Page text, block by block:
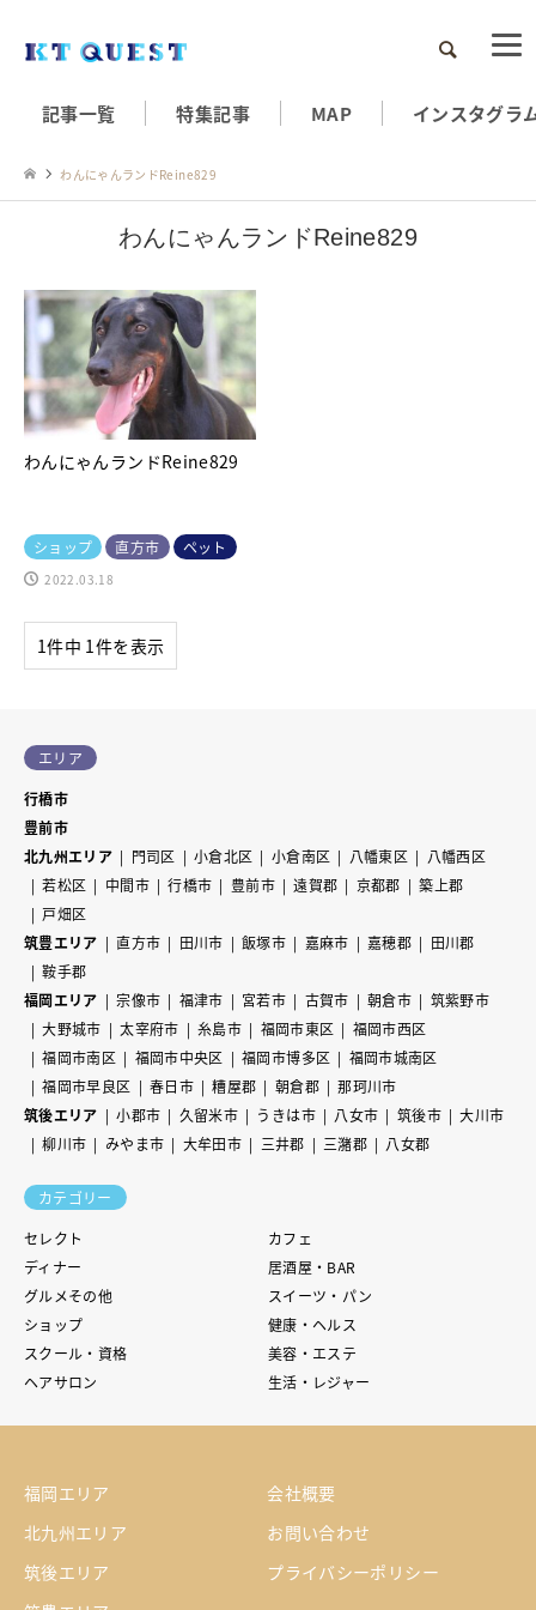
検索
記事一覧 特集記事 MAP インスタグラ
わんにゃんランドReine829
わんにゃんランドReine829
わんにゃんランドReine829
ショップ 直方市 ペット
2022.03.18
1件中 1件を表示
エリア
行橋市
豊前市
北九州エリア
門司区 小倉北区 小倉南区 八幡東区
八幡西区
若松区
中間市 行橋市 豊前市 遠賀郡 京都郡
築上郡
戸畑区
筑豊エリア
直方市 田川市 飯塚市 嘉麻市 嘉穂郡
田川郡
鞍手郡
福岡エリア
宗像市 福津市 宮若市 古賀市 朝倉市
筑紫野市
大野城市
太宰府市 糸島市 福岡市東区
福岡市西区
福岡市南区
福岡市中央区 福岡市博多区
福岡市城南区
福岡市早良区
春日市 糟屋郡 朝倉郡
那珂川市
筑後エリア
小郡市 久留米市 うきは市 八女市 筑後市
大川市
柳川市
みやま市 大牟田市 三井郡 三潴郡 八女郡
カテゴリー
セレクト
カフェ
ディナー
居酒屋・BAR
グルメその他
スイーツ・パン
ショップ
健康・ヘルス
スクール・資格
美容・エステ
ヘアサロン
生活・レジャー
福岡エリア
北九州エリア
筑後エリア
会社概要
お問い合わせ
プライバシーポリシー